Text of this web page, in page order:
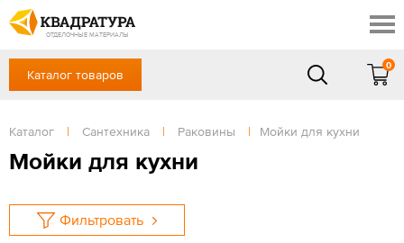
ОТДЕЛОЧНЫЕ МАТЕРИАЛЫ
Профи
Доставка и оплата
Готовые решения
Акции
Отзывы
+7 (3822) 48-94-10
Сб, Вс — выходной
ЗАКАЗАТЬ ЗВОНОК
Каталог товаров
0
Каталог | Сантехника | Раковины | Мойки для кухни
Мойки для кухни
Фильтровать